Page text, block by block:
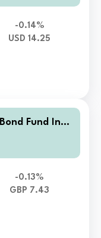
-0.14%
USD 14.25
Fund Insti
Income
-0.13%
GBP 7.43